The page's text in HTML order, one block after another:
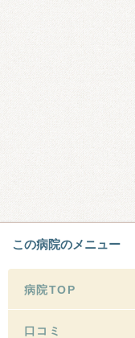
この病院のメニュー
病院TOP
口コミ